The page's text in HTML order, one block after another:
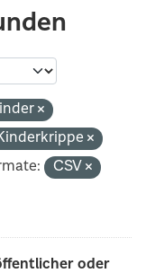
CSV
oder